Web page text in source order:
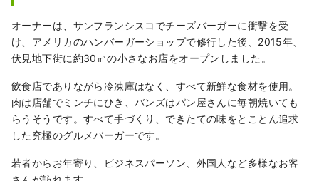
オーナーは、サンフランシスコでチーズバーガーに衝撃を受
け、アメリカのハンバーガーショップで修行した後、2015年、
伏見地下街に約30㎡の小さなお店をオープンしました。
飲食店でありながら冷凍庫はなく、すべて新鮮な食材を使用。
肉は店舗でミンチにひき、バンズはパン屋さんに毎朝焼いても
らうそうです。すべて手づくり、できたての味をとことん追求
した究極のグルメバーガーです。
若者からお年寄り、ビジネスパーソン、外国人など多様なお客